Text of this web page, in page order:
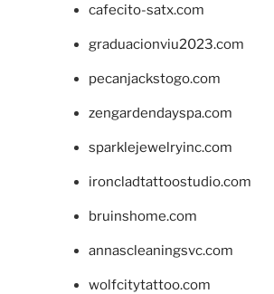
cafecito-satx.com
graduacionviu2023.com
pecanjackstogo.com
zengardendayspa.com
sparklejewelryinc.com
ironcladtattoostudio.com
bruinshome.com
annascleaningsvc.com
wolfcitytattoo.com